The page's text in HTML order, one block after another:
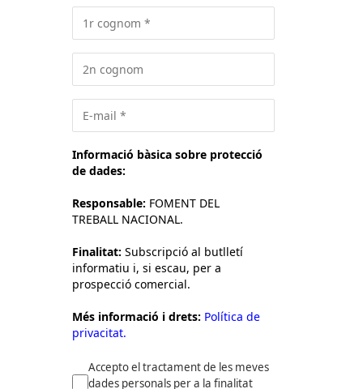
Informació bàsica sobre protecció
de dades:
Responsable: FOMENT DEL
TREBALL NACIONAL.
Finalitat: Subscripció al butlletí
informatiu i, si escau, per a
prospecció comercial.
Més informació i drets: Política de
privacitat.
Accepto el tractament de les meves
dades personals per a la finalitat